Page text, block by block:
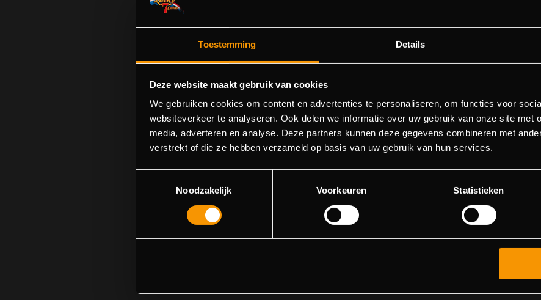
Toestemming Details
Deze website maakt gebruik van cookies
We gebruiken cookies om content en advertenties te personaliseren, om functies voor
websiteverkeer te analyseren. Ook delen we informatie over uw gebruik van onze site met
media, adverteren en analyse. Deze partners kunnen deze gegevens combineren met
verstrekt of die ze hebben verzameld op basis van uw gebruik van hun services.
Noodzakelijk
Voorkeuren Statistieken
404 - Page Not Found
Sorry! We could not find the page you were about to go to. You can try to